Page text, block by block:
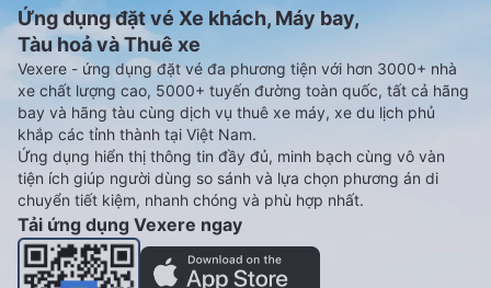
Ứng dụng đặt vé Xe khách, Máy bay,
Tàu hoả và Thuê xe
Vexere - ứng dụng đặt vé đa phương tiện với hơn 3000+ nhà
xe chất lượng cao, 5000+ tuyến đường toàn quốc, tất cả hãng
bay và hãng tàu cùng dịch vụ thuê xe máy, xe du lịch phủ
khắp các tỉnh thành tại Việt Nam.
Ứng dụng hiển thị thông tin đầy đủ, minh bạch cùng vô vàn
tiện ích giúp người dùng so sánh và lựa chọn phương án di
chuyển tiết kiệm, nhanh chóng và phù hợp nhất.
Tải ứng dụng Vexere ngay